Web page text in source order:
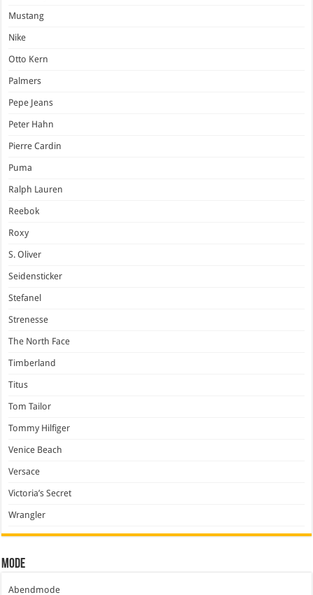
Mustang
Nike
Otto Kern
Palmers
Pepe Jeans
Peter Hahn
Pierre Cardin
Puma
Ralph Lauren
Reebok
Roxy
S. Oliver
Seidensticker
Stefanel
Strenesse
The North Face
Timberland
Titus
Tom Tailor
Tommy Hilfiger
Venice Beach
Versace
Victoria’s Secret
Wrangler
Mode
Abendmode